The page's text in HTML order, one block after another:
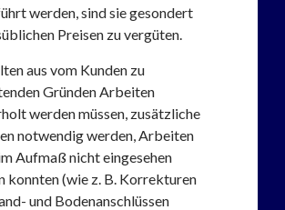
werden, sind sie gesondert
Preisen zu vergüten.
aus vom Kunden zu
Gründen Arbeiten
werden müssen, zusätzliche
notwendig werden, Arbeiten
Aufmaß nicht eingesehen
konnten (wie z. B. Korrekturen
und Bodenanschlüssen